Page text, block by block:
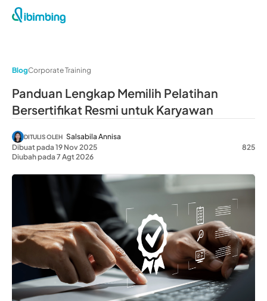
BlogCorporate Training
Panduan Lengkap Memilih Pelatihan
Bersertifikat Resmi untuk Karyawan
DITULIS OLEH Salsabila Annisa
Dibuat pada 19 Nov 2025
Diubah pada 7 Agt 2026
825